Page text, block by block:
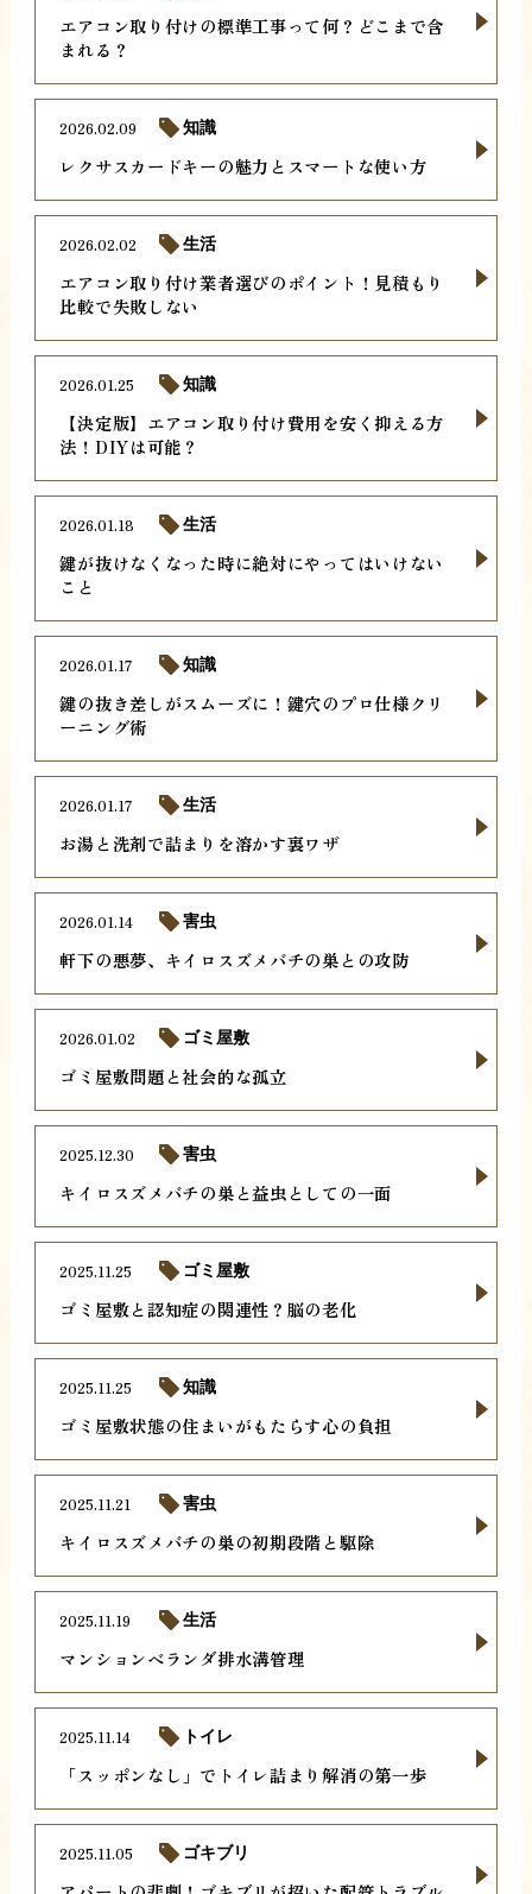
エアコン取り付けの標準工事って何？どこまで含
まれる？
レクサスカードキーの魅力とスマートな使い方
2026.02.09 知識
エアコン取り付け業者選びのポイント！見積もり
比較で失敗しない
2026.02.02 生活
【決定版】エアコン取り付け費用を安く抑える方
法！DIYは可能？
2026.01.25 知識
鍵が抜けなくなった時に絶対にやってはいけない
こと
2026.01.18 生活
鍵の抜き差しがスムーズに！鍵穴のプロ仕様クリ
ーニング術
2026.01.17 知識
お湯と洗剤で詰まりを溶かす裏ワザ
2026.01.17 生活
軒下の悪夢、キイロスズメバチの巣との攻防
2026.01.14 害虫
ゴミ屋敷問題と社会的な孤立
2026.01.02 ゴミ屋敷
キイロスズメバチの巣と益虫としての一面
2025.12.30 害虫
ゴミ屋敷と認知症の関連性？脳の老化
2025.11.25 ゴミ屋敷
ゴミ屋敷状態の住まいがもたらす心の負担
2025.11.25 知識
キイロスズメバチの巣の初期段階と駆除
2025.11.21 害虫
マンションベランダ排水溝管理
2025.11.19 生活
「スッポンなし」でトイレ詰まり解消の第一歩
2025.11.14 トイレ
2025.11.05 ゴキブリ